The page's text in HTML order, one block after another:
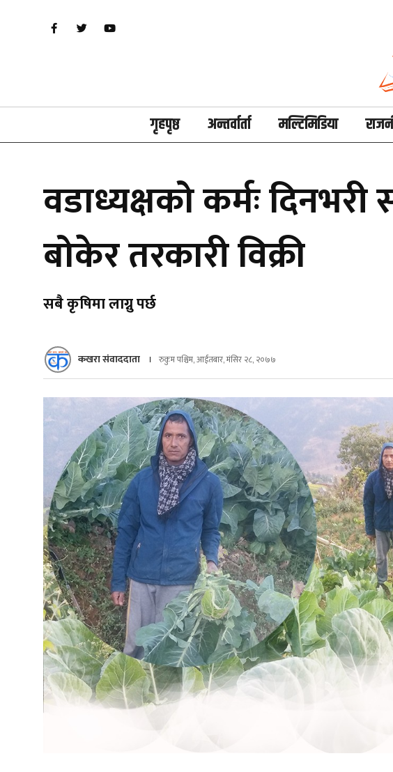
गृहपृष्ठ अन्तर्वार्ता मल्टिमिडिया
वडाध्यक्षको कर्मः
बोकेर तरकारी विक्री
सबै कृषिमा लाग्नु पर्छ
कखरा संवाददाता रुकुम पश्चिम, आईतबार, मंसिर २८, २०७७